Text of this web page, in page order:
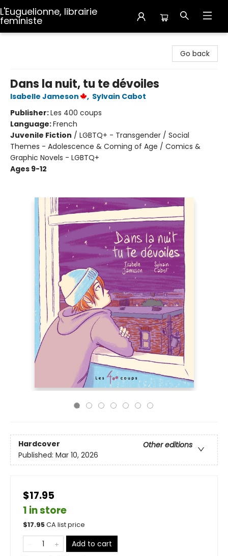
L'Euguelionne, librairie
feministe
Go back
Dans la nuit, tu te dévoiles
Isabelle Jameson , Sylvain Cabot
Publisher:Les 400 coups
Language:French
Juvenile Fiction / LGBTQ+ - Transgender / Social
Themes - Adolescence & Coming of Age / Comics &
Graphic Novels - LGBTQ+
Ages 9-12
Hardcover
Other editions
Published: Mar 10, 2026
$17.95
1 in store
$17.95CA list price
Add to cart